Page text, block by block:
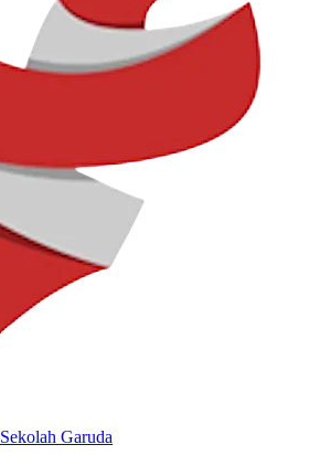
Sekolah Garuda